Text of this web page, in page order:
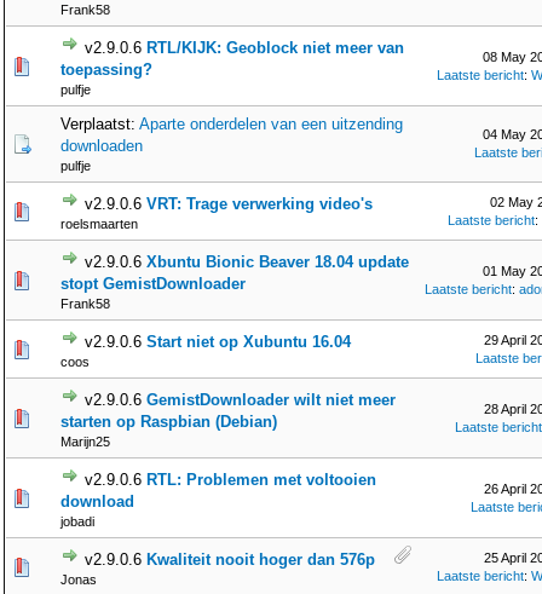
Frank58
v2.9.0.6 RTL/KIJK: Geoblock niet meer van
toepassing?
pulfje
08 May
Laatste bericht:
Verplaatst: Aparte onderdelen van een uitzending
downloaden
pulfje
04 May
Laatste
v2.9.0.6 VRT: Trage verwerking video's
roelsmaarten
02 May
Laatste bericht:
v2.9.0.6 Xbuntu Bionic Beaver 18.04 update
stopt GemistDownloader
Frank58
01 May
Laatste bericht:
v2.9.0.6 Start niet op Xubuntu 16.04
coos
29 April
Laatste
v2.9.0.6 GemistDownloader wilt niet meer
starten op Raspbian (Debian)
Marijn25
28 April
Laatste bericht
v2.9.0.6 RTL: Problemen met voltooien
download
jobadi
26 April
Laatste
v2.9.0.6 Kwaliteit nooit hoger dan 576p
Jonas
25 April
Laatste bericht: